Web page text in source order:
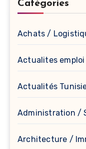
Catégories
Achats /
Actualites emploi
Actualités
Administration /
Architecture /